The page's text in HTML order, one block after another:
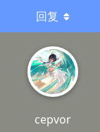
cepvor
回复